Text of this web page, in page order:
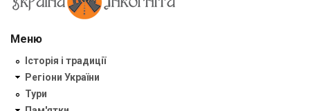
Меню
Історія і традиції
Регіони України
Тури